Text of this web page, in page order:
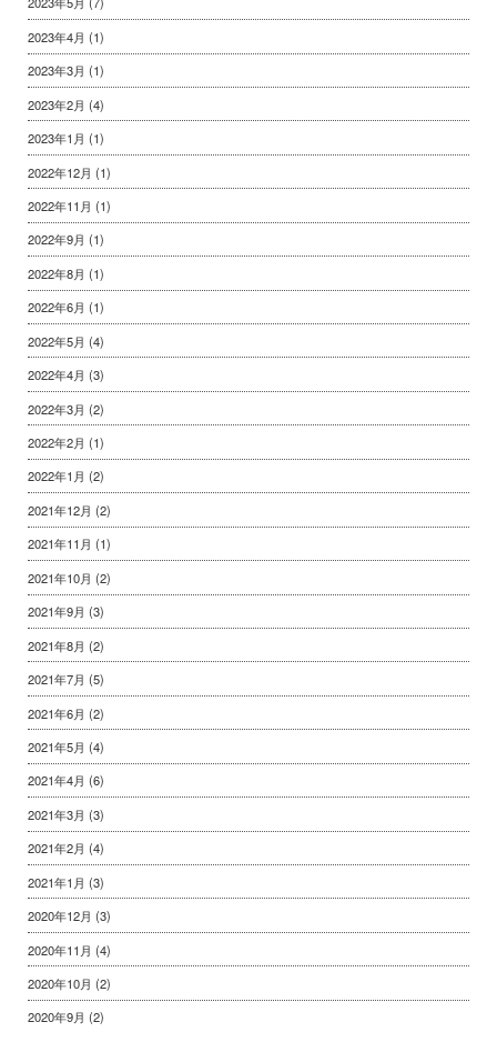
2023年4月 (1)
2023年3月 (1)
2023年2月 (4)
2023年1月 (1)
2022年12月 (1)
2022年11月 (1)
2022年9月 (1)
2022年8月 (1)
2022年6月 (1)
2022年5月 (4)
2022年4月 (3)
2022年3月 (2)
2022年2月 (1)
2022年1月 (2)
2021年12月 (2)
2021年11月 (1)
2021年10月 (2)
2021年9月 (3)
2021年8月 (2)
2021年7月 (5)
2021年6月 (2)
2021年5月 (4)
2021年4月 (6)
2021年3月 (3)
2021年2月 (4)
2021年1月 (3)
2020年12月 (3)
2020年11月 (4)
2020年10月 (2)
2020年9月 (2)